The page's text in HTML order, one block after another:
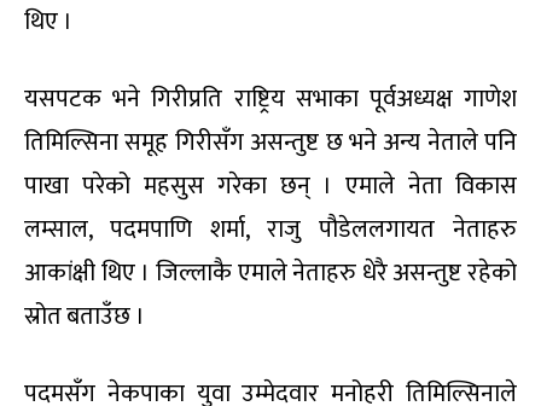
थिए ।
यसपटक भने गिरीप्रति राष्ट्रिय सभाका पूर्वअध्यक्ष गाणेश
तिमिल्सिना समूह गिरीसँग असन्तुष्ट छ भने अन्य नेताले पनि
पाखा परेको महसुस गरेका छन् । एमाले नेता विकास
लम्साल, पदमपाणि शर्मा, राजु पौडेललगायत नेताहरु
आकांक्षी थिए । जिल्लाकै एमाले नेताहरु धेरै असन्तुष्ट रहेको
स्रोत बताउँछ ।
पदमसँग नेकपाका युवा उम्मेदवार मनोहरी तिमिल्सिनाले